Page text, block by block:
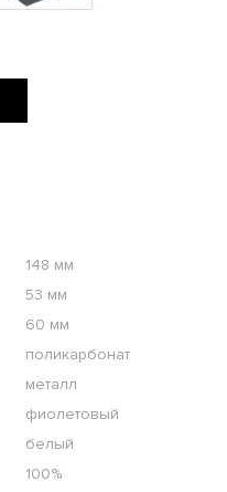
148 мм
53 мм
60 мм
поликарбонат
металл
фиолетовый
белый
100%